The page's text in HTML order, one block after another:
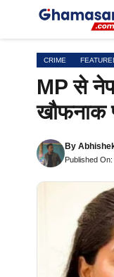
CRIME
MP से
खौफनाक
By
Published